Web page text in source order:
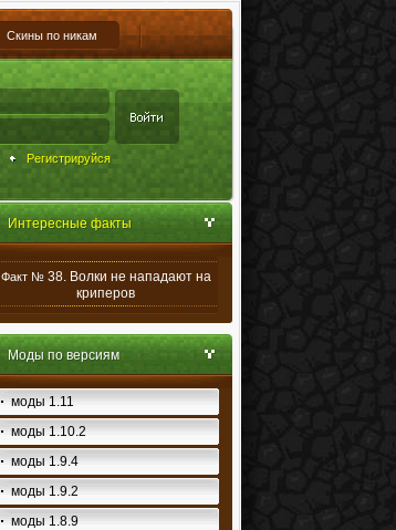
Скины по никам
Регистрируйся
Интересные факты
Факт № 38. Волки не нападают на
криперов
Моды по версиям
моды 1.11
моды 1.10.2
моды 1.9.4
моды 1.9.2
моды 1.8.9